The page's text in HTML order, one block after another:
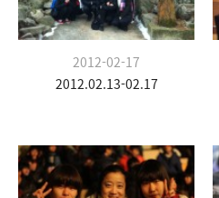
2012-02-17
2012.02.13-02.17